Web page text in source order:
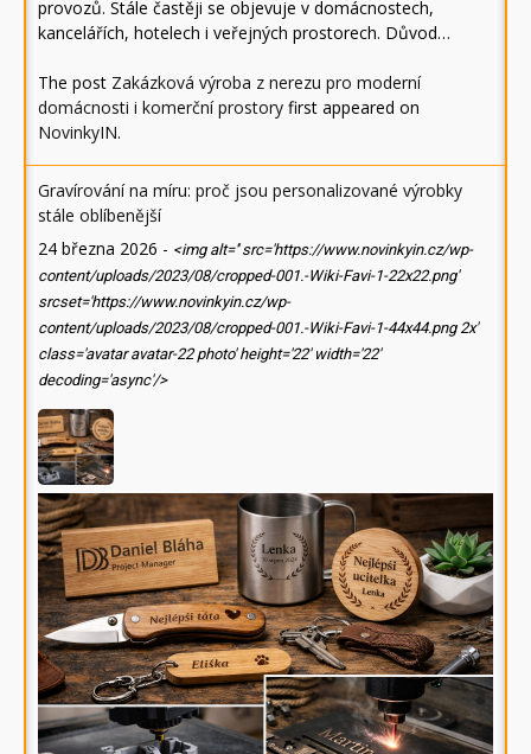
provozů. Stále častěji se objevuje v domácnostech,
kancelářích, hotelech i veřejných prostorech. Důvod…
The post Zakázková výroba z nerezu pro moderní
domácnosti i komerční prostory first appeared on
NovinkyIN.
Gravírování na míru: proč jsou personalizované výrobky
stále oblíbenější
24 března 2026 - <img alt='' src='https://www.novinkyin.cz/wp-
content/uploads/2023/08/cropped-001.-Wiki-Favi-1-22x22.png'
srcset='https://www.novinkyin.cz/wp-
content/uploads/2023/08/cropped-001.-Wiki-Favi-1-44x44.png 2x'
class='avatar avatar-22 photo' height='22' width='22'
decoding='async'/>